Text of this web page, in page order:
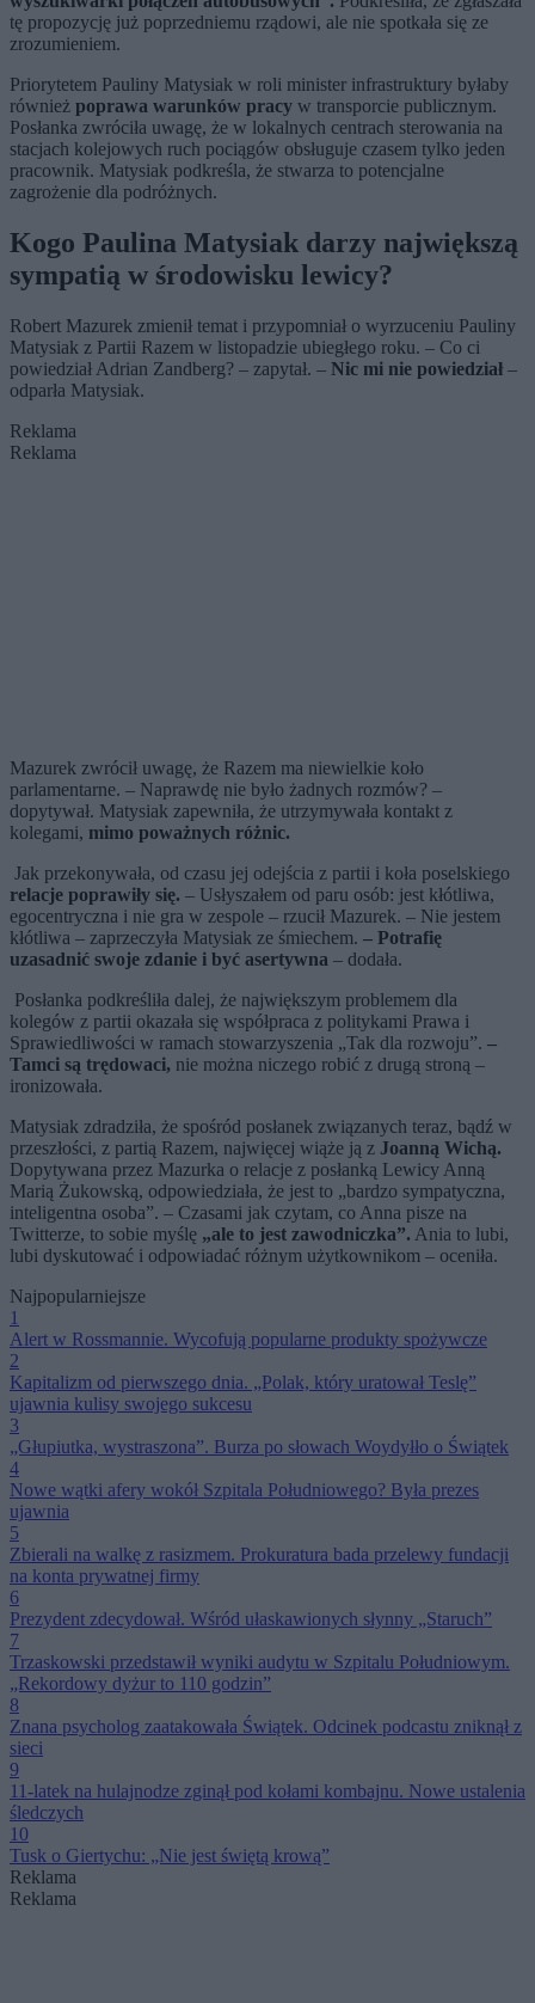
tę propozycję już poprzedniemu rządowi, ale nie spotkała się ze
zrozumieniem.
Priorytetem Pauliny Matysiak w roli minister infrastruktury byłaby
również poprawa warunków pracy w transporcie publicznym.
Posłanka zwróciła uwagę, że w lokalnych centrach sterowania na
stacjach kolejowych ruch pociągów obsługuje czasem tylko jeden
pracownik. Matysiak podkreśla, że stwarza to potencjalne
zagrożenie dla podróżnych.
Kogo Paulina Matysiak darzy największą
sympatią w środowisku lewicy?
Robert Mazurek zmienił temat i przypomniał o wyrzuceniu Pauliny
Matysiak z Partii Razem w listopadzie ubiegłego roku. – Co ci
powiedział Adrian Zandberg? – zapytał. – Nic mi nie powiedział –
odparła Matysiak.
Reklama
Reklama
Mazurek zwrócił uwagę, że Razem ma niewielkie koło
parlamentarne. – Naprawdę nie było żadnych rozmów? –
dopytywał. Matysiak zapewniła, że utrzymywała kontakt z
kolegami, mimo poważnych różnic.
Jak przekonywała, od czasu jej odejścia z partii i koła poselskiego
relacje poprawiły się. – Usłyszałem od paru osób: jest kłótliwa,
egocentryczna i nie gra w zespole – rzucił Mazurek. – Nie jestem
kłótliwa – zaprzeczyła Matysiak ze śmiechem. – Potrafię
uzasadnić swoje zdanie i być asertywna – dodała.
Posłanka podkreśliła dalej, że największym problemem dla
kolegów z partii okazała się współpraca z politykami Prawa i
Sprawiedliwości w ramach stowarzyszenia „Tak dla rozwoju”. –
Tamci są trędowaci, nie można niczego robić z drugą stroną –
ironizowała.
Matysiak zdradziła, że spośród posłanek związanych teraz, bądź w
przeszłości, z partią Razem, najwięcej wiąże ją z Joanną Wichą.
Dopytywana przez Mazurka o relacje z posłanką Lewicy Anną
Marią Żukowską, odpowiedziała, że jest to „bardzo sympatyczna,
inteligentna osoba”. – Czasami jak czytam, co Anna pisze na
Twitterze, to sobie myślę „ale to jest zawodniczka”. Ania to lubi,
lubi dyskutować i odpowiadać różnym użytkownikom – oceniła.
Najpopularniejsze
1
Alert w Rossmannie. Wycofują popularne produkty spożywcze
2
Kapitalizm od pierwszego dnia. „Polak, który uratował Teslę”
ujawnia kulisy swojego sukcesu
3
„Głupiutka, wystraszona”. Burza po słowach Woydyłło o Świątek
4
Nowe wątki afery wokół Szpitala Południowego? Była prezes
ujawnia
5
Zbierali na walkę z rasizmem. Prokuratura bada przelewy fundacji
na konta prywatnej firmy
6
Prezydent zdecydował. Wśród ułaskawionych słynny „Staruch”
7
Trzaskowski przedstawił wyniki audytu w Szpitalu Południowym.
„Rekordowy dyżur to 110 godzin”
8
Znana psycholog zaatakowała Świątek. Odcinek podcastu zniknął z
sieci
9
11-latek na hulajnodze zginął pod kołami kombajnu. Nowe ustalenia
śledczych
10
Tusk o Giertychu: „Nie jest świętą krową”
Reklama
Reklama